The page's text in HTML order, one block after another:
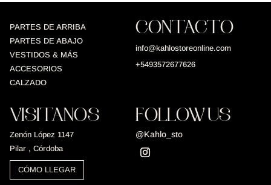
PARTES DE ARRIBA
PARTES DE ABAJO
VESTIDOS & MÁS
ACCESORIOS
CALZADO
CONTACTO
info@kahlostoreonline.com
+5493572677626
VISITANOS
Zenón López 1147
Pilar , Córdoba
CÓMO LLEGAR
FOLLOW US
@Kahlo_sto